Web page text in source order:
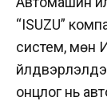
“ISUZU”
систем, мөн
онцлог нь